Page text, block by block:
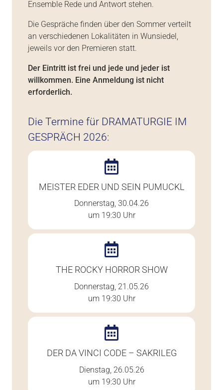
Ensemble Rede und Antwort stehen.
Die Gespräche finden über den Sommer verteilt
an verschiedenen Lokalitäten in Wunsiedel,
jeweils vor den Premieren statt.
Der Eintritt ist frei und jede und jeder ist
willkommen. Eine Anmeldung ist nicht
erforderlich.
Die Termine für DRAMATURGIE IM
GESPRÄCH 2026:
MEISTER EDER UND SEIN PUMUCKL
Donnerstag, 30.04.26
um 19:30 Uhr
THE ROCKY HORROR SHOW
Donnerstag, 21.05.26
um 19:30 Uhr
DER DA VINCI CODE – SAKRILEG
Dienstag, 26.05.26
um 19:30 Uhr